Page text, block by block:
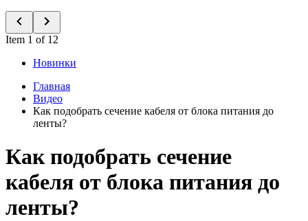
Item 1 of 12
Новинки
Главная
Видео
Как подобрать сечение кабеля от блока питания до
ленты?
Как подобрать сечение
кабеля от блока питания до
ленты?